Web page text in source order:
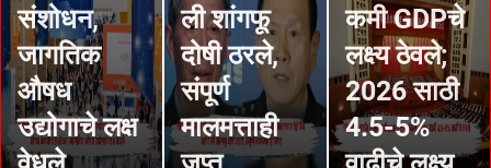
संशोधन,
जागतिक
औषध
उद्योगाचे लक्ष
ली शांगफू
दोषी ठरले,
संपूर्ण
मालमत्ताही
कमी GDPचे
लक्ष्य ठेवले;
2026 साठी
4.5-5%
चीनचा
व्यापार
अधिशेष
पहिल्यांदाच
$1.19
चीनने म्हटले-
अमेरिकेने
मादुरोंची
त्वरित सुटका
करावी;
STORIES
Trump :
जगातील 5